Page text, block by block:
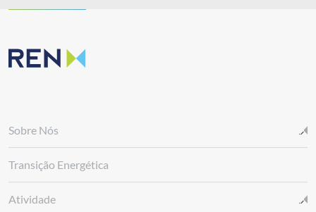
Sobre Nós
Transição Energética
Atividade